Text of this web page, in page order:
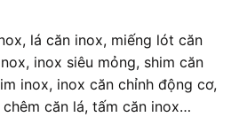
lá căn inox, miếng lót căn
inox siêu mỏng, shim căn
inox, inox căn chỉnh động cơ,
căn lá, tấm căn inox…